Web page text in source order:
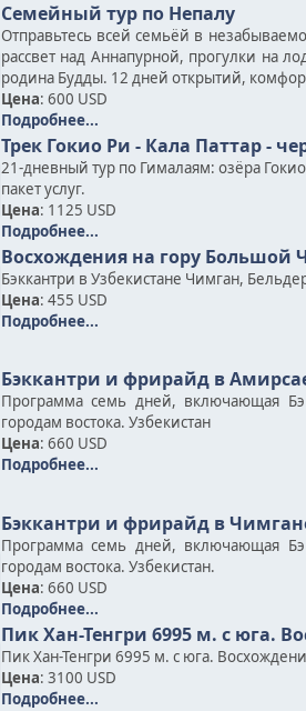
Семейный тур по Непалу
Отправьтесь всей семьёй в
рассвет над Аннапурной, прогулки на
родина Будды. 12 дней открытий,
Цена: 600 USD
Подробнее...
Трек Гокио Ри - Кала Паттар -
21-дневный тур по Гималаям: озёра
пакет услуг.
Цена: 1125 USD
Подробнее...
Восхождения на гору Большой
Бэккантри в Узбекистане Чимган,
Цена: 455 USD
Подробнее...
Бэккантри и фрирайд в
Программа семь дней, включающая
городам востока. Узбекистан
Цена: 660 USD
Подробнее...
Бэккантри и фрирайд в
Программа семь дней, включающая
городам востока. Узбекистан.
Цена: 660 USD
Подробнее...
Пик Хан-Тенгри 6995 м. c юга.
Пик Хан-Тенгри 6995 м. с юга.
Цена: 3100 USD
Подробнее...